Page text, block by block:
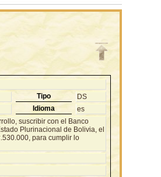
Tipo
DS
Idioma es
suscribir con el Banco
Plurinacional de Bolivia, el
para cumplir lo